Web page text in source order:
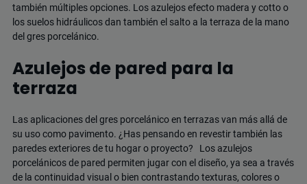
también múltiples opciones. Los azulejos efecto madera y cotto o
los suelos hidráulicos dan también el salto a la terraza de la mano
del gres porcelánico.
Azulejos de pared para la
terraza
Las aplicaciones del gres porcelánico en terrazas van más allá de
su uso como pavimento. ¿Has pensando en revestir también las
paredes exteriores de tu hogar o proyecto? Los azulejos
porcelánicos de pared permiten jugar con el diseño, ya sea a través
de la continuidad visual o bien contrastando texturas, colores o